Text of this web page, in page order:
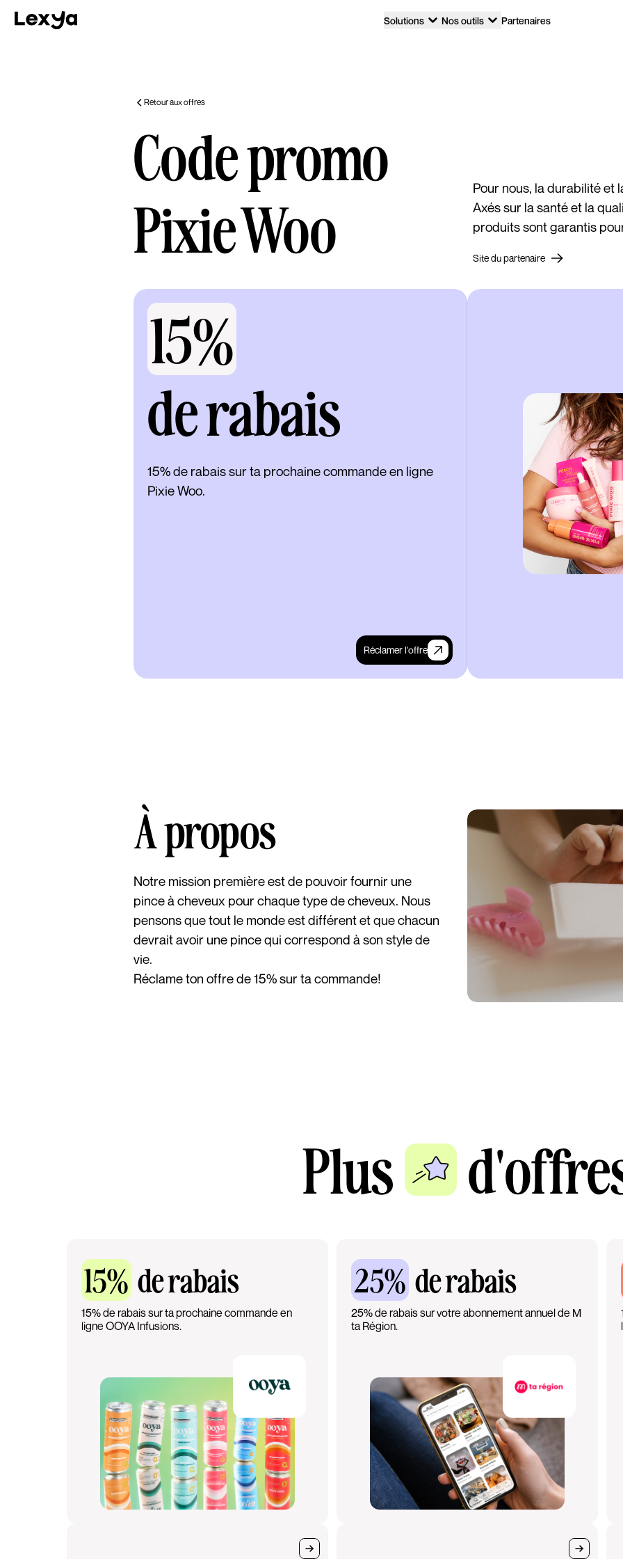
Solutions Nos outils Partenaires
Retour aux offres
Code promo
Pixie Woo
Pour nous, la durabilité et
Axés sur la santé et la
produits sont garantis
Site du partenaire
15%
de rabais
15% de rabais sur ta prochaine commande en ligne
Pixie Woo.
Réclamer l'offre
À propos
Notre mission première est de pouvoir fournir une
pince à cheveux pour chaque type de cheveux. Nous
pensons que tout le monde est différent et que chacun
devrait avoir une pince qui correspond à son style de
vie.
Réclame ton offre de 15% sur ta commande!
Plus
15% de rabais
15% de rabais sur ta prochaine commande en
ligne OOYA Infusions.
25% de rabais
25% de rabais sur votre abonnement annuel de M
ta Région.